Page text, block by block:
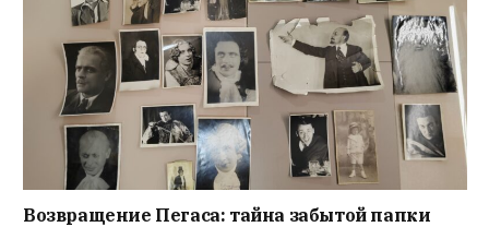
Возвращение Пегаса: тайна забытой папки